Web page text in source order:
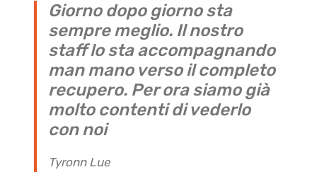
Giorno dopo giorno sta
sempre meglio. Il nostro
staff lo sta accompagnando
man mano verso il completo
recupero. Per ora siamo già
molto contenti di vederlo
con noi
Tyronn Lue